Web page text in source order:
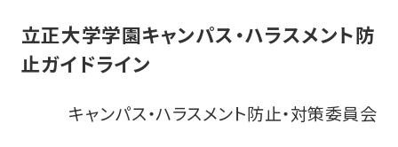
立正大学学園キャンパス・ハラスメント防
止ガイドライン
キャンパス・ハラスメント防止・対策委員会